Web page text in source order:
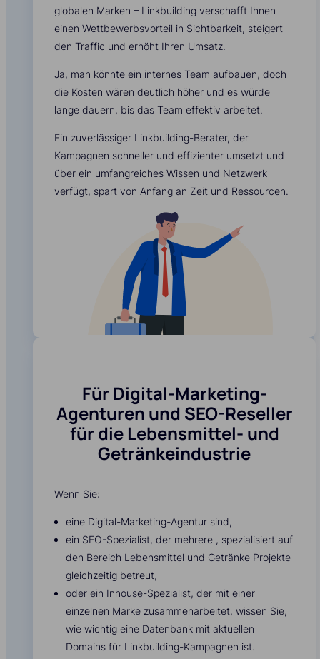
globalen Marken – Linkbuilding verschafft Ihnen
einen Wettbewerbsvorteil in Sichtbarkeit, steigert
den Traffic und erhöht Ihren Umsatz.
Ja, man könnte ein internes Team aufbauen, doch
die Kosten wären deutlich höher und es würde
lange dauern, bis das Team effektiv arbeitet.
Ein zuverlässiger Linkbuilding-Berater, der
Kampagnen schneller und effizienter umsetzt und
über ein umfangreiches Wissen und Netzwerk
verfügt, spart von Anfang an Zeit und Ressourcen.
Für Digital-Marketing-
Agenturen und SEO-Reseller
für die Lebensmittel- und
Getränkeindustrie
Wenn Sie:
eine Digital-Marketing-Agentur sind,
ein SEO-Spezialist, der mehrere , spezialisiert auf
den Bereich Lebensmittel und Getränke Projekte
gleichzeitig betreut,
oder ein Inhouse-Spezialist, der mit einer
einzelnen Marke zusammenarbeitet, wissen Sie,
wie wichtig eine Datenbank mit aktuellen
Domains für Linkbuilding-Kampagnen ist.